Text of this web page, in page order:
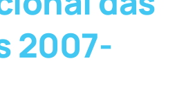
2007-